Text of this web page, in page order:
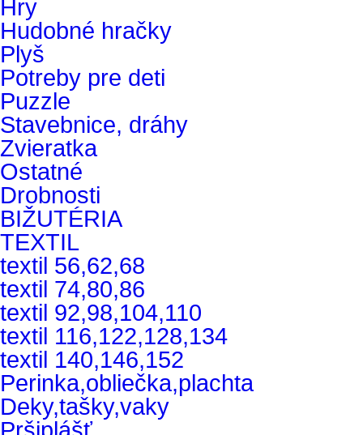
Hry
Hudobné hračky
Plyš
Potreby pre deti
Puzzle
Stavebnice, dráhy
Zvieratka
Ostatné
Drobnosti
BIŽUTÉRIA
TEXTIL
textil 56,62,68
textil 74,80,86
textil 92,98,104,110
textil 116,122,128,134
textil 140,146,152
Perinka,obliečka,plachta
Deky,tašky,vaky